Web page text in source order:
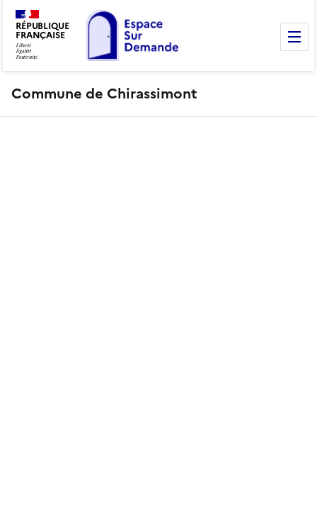
RÉPUBLIQUE
FRANÇAISE
Commune de Chirassimont